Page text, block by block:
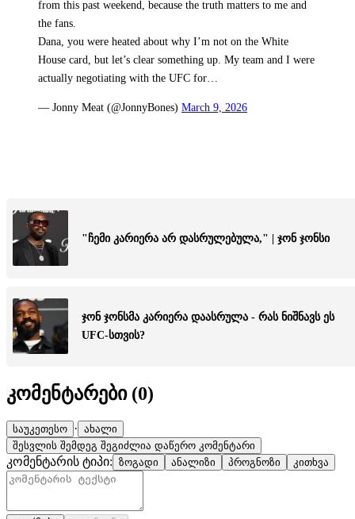
from this past weekend, because the truth matters to me and
the fans.
Dana, you were heated about why I’m not on the White
House card, but let’s clear something up. My team and I were
actually negotiating with the UFC for…
— Jonny Meat (@JonnyBones) March 9, 2026
"ჩემი კარიერა არ დასრულებულა," | ჯონ ჯონსი
ჯონ ჯონსმა კარიერა დაასრულა - რას ნიშნავს ეს
UFC-სთვის?
კომენტარები (0)
საუკეთესო · ახალი
შესვლის შემდეგ შეგიძლია დაწერო კომენტარი
კომენტარის ტიპი: ზოგადი ანალიზი პროგნოზი კითხვა